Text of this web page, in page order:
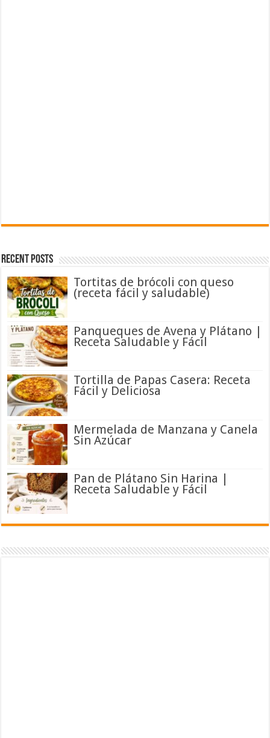
Recent Posts
Tortitas de brócoli con queso
(receta fácil y saludable)
Panqueques de Avena y Plátano |
Receta Saludable y Fácil
Tortilla de Papas Casera: Receta
Fácil y Deliciosa
Mermelada de Manzana y Canela
Sin Azúcar
Pan de Plátano Sin Harina |
Receta Saludable y Fácil